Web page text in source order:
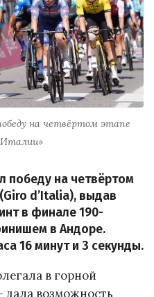
на четвёртом этапе
победу на четвёртом
d’Italia), выдав
в финале 190-
в Андоре.
16 минут и 3 секунды.
в горной
дала возможность